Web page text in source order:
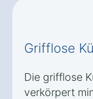
Grifflose
Die grifflose
verkörpert